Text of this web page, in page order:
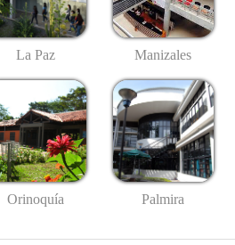
La Paz Manizales
Orinoquía Palmira